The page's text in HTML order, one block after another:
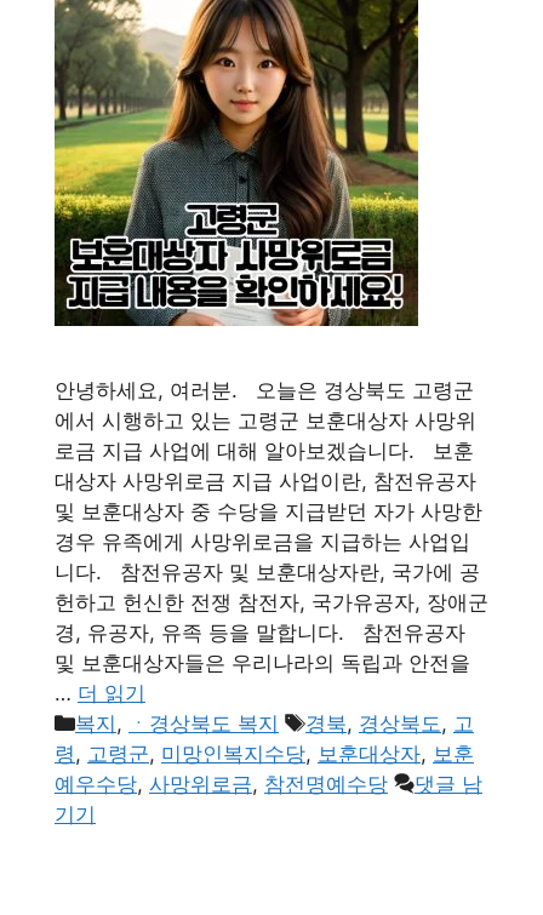
안녕하세요, 여러분. 오늘은 경상북도 고령군
에서 시행하고 있는 고령군 보훈대상자 사망위
로금 지급 사업에 대해 알아보겠습니다. 보훈
대상자 사망위로금 지급 사업이란, 참전유공자
및 보훈대상자 중 수당을 지급받던 자가 사망한
경우 유족에게 사망위로금을 지급하는 사업입
니다. 참전유공자 및 보훈대상자란, 국가에 공
헌하고 헌신한 전쟁 참전자, 국가유공자, 장애군
경, 유공자, 유족 등을 말합니다. 참전유공자
및 보훈대상자들은 우리나라의 독립과 안전을
… 더 읽기
카
테
고
리
복지 , ㆍ경상북도 복지
태
그
경북, 경상북도, 고
령, 고령군, 미망인복지수당, 보훈대상자, 보훈
예우수당, 사망위로금, 참전명예수당
댓글 남
기기